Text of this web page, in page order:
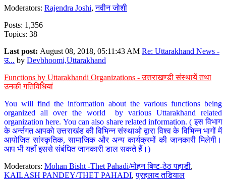
Moderators: Rajendra Joshi,नवीन जोशी
Posts: 1,356
Topics: 38
Last post: August 08, 2018, 05:11:43 AM Re: Uttarakhand News -
उ... by Devbhoomi,Uttarakhand
Functions by Uttarakhandi Organizations - उत्तराखण्डी संस्थायें तथा
उनकी गतिविधियां
You will find the information about the various functions being
organized all over the world by various Uttarakhand related
organization here. You can also share related information. ( इस विभाग
के अर्न्तगत आपको उत्तराखंड की विभिन्न संस्थाओ द्वारा विश्व के विभिन्न भागों में
आयोजित सांस्कृतिक, सामाजिक और अन्य कार्यक्रमों की जानकारी मिलेगी।
आप भी यहाँ इससे संबंधित जानकारी डाल सकते हैं।)
Moderators: Mohan Bisht -Thet Pahadi/मोहन बिष्ट-ठेठ पहाडी,
KAILASH PANDEY/THET PAHADI,प्रहलाद तडियाल